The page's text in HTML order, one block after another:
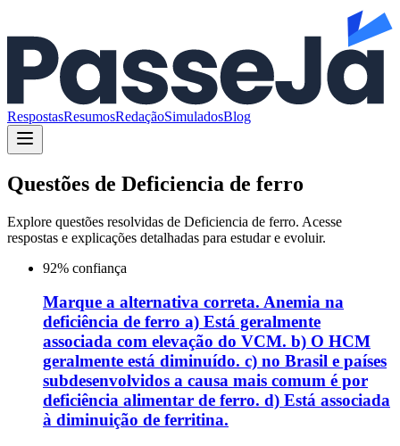
RespostasResumosRedaçãoSimuladosBlog
Questões de Deficiencia de ferro
Explore questões resolvidas de Deficiencia de ferro. Acesse
respostas e explicações detalhadas para estudar e evoluir.
92% confiança
Marque a alternativa correta. Anemia na
deficiência de ferro a) Está geralmente
associada com elevação do VCM. b) O HCM
geralmente está diminuído. c) no Brasil e países
subdesenvolvidos a causa mais comum é por
deficiência alimentar de ferro. d) Está associada
à diminuição de ferritina.